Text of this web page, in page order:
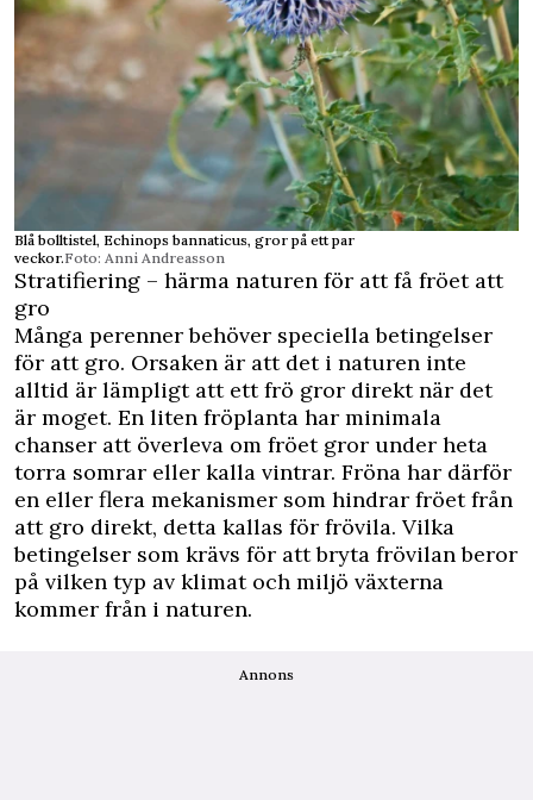
Blå bolltistel, Echinops bannaticus, gror på ett par
veckor.Foto: Anni Andreasson
Stratifiering – härma naturen för att få fröet att
gro
Många perenner behöver speciella betingelser
för att gro. Orsaken är att det i naturen inte
alltid är lämpligt att ett frö gror direkt när det
är moget. En liten fröplanta har minimala
chanser att överleva om fröet gror under heta
torra somrar eller kalla vintrar. Fröna har därför
en eller flera mekanismer som hindrar fröet från
att gro direkt, detta kallas för frövila. Vilka
betingelser som krävs för att bryta frövilan beror
på vilken typ av klimat och miljö växterna
kommer från i naturen.
Annons